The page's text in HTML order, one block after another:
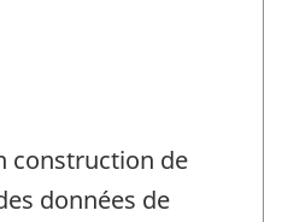
construction de
données de